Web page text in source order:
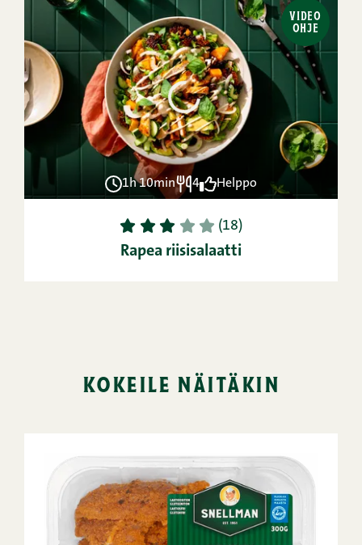
VIDEO
OHJE
1h 10min 4 Helppo
1 2 3 4 5 (18)
Rapea riisisalaatti
kokeile näitäkin